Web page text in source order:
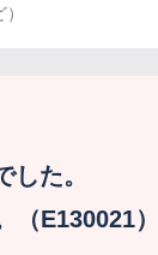
た。
E130021）